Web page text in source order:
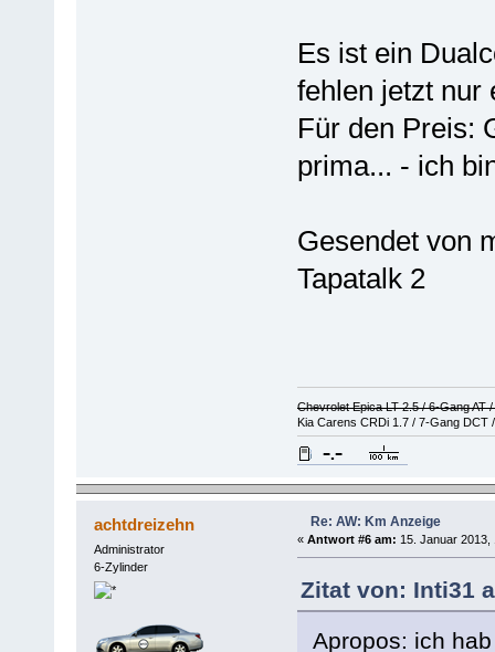
Es ist ein
fehlen jetzt nur
Für den Preis:
prima... - ich
Gesendet von
Tapatalk 2
Chevrolet Epica LT 2.5 / 6-Gang AT
Kia Carens CRDi 1.7 / 7-Gang DCT
achtdreizehn
Administrator
6-Zylinder
Re: AW: Km Anzeige
« Antwort #6 am: 15. Januar 2013,
Zitat von: Inti31
Apropos: ich